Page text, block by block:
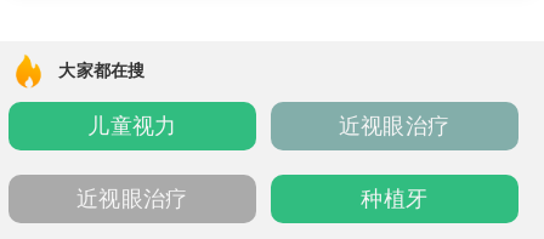
大家都在搜
儿童视力 近视眼治疗
近视眼治疗 种植牙